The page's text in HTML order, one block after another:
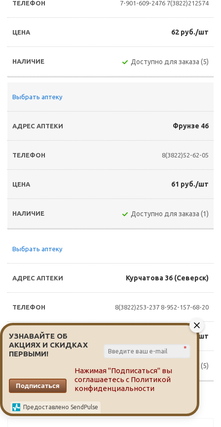
7-901-609-2476 7(3822)212574
62 руб./шт
Доступно для заказа (5)
Выбрать аптеку
Фрунзе 46
8(3822)52-62-05
61 руб./шт
Доступно для заказа (1)
Выбрать аптеку
Курчатова 36 (Северск)
8(3822)253-237 8-952-157-68-20
61 руб./шт
Доступно для заказа (5)
УЗНАВАЙТЕ ОБ
АКЦИЯХ И СКИДКАХ
ПЕРВЫМИ!
*
Подписаться
Нажимая "Подписаться" вы
соглашаетесь с Политикой
конфиденциальности
Предоставлено SendPulse